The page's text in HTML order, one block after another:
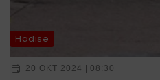
Hadisə
20 OKT 2024 | 08:30